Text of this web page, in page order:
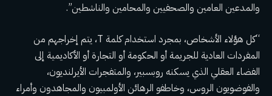
والمدعين العامين والصحفيين والمحامين والناشطين”.
“كل هؤلاء الأشخاص، بمجرد استخدام كلمة T، يتم إخراجهم من
المفردات العادية للجريمة أو الحكومة أو التجارة أو الأكاديمية إلى
الفضاء العقلي الذي يسكنه روبسبير، والمتفجرات الأيرلنديون،
والفوضويون الروس، وخاطفو الرهائن الأولمبيون والمجاهدون وأمراء